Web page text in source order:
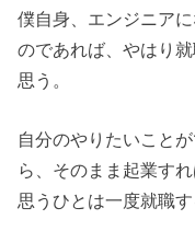
僕自身、エンジニア
のであれば、やはり
思う。
自分のやりたいこと
ら、そのまま起業す
思うひとは一度就職